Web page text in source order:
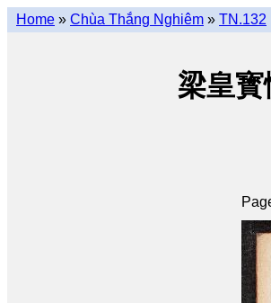
Home » Chùa Thắng Nghiêm » TN.132
梁皇